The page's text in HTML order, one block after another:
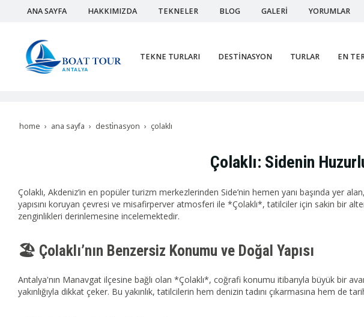
ANA SAYFA HAKKIMIZDA TEKNELER BLOG GALERİ YORUMLAR
TEKNE TURLARI DESTİNASYON TURLAR EN
home ana sayfa desti̇nasyon çolaklı
Çolaklı: Sidenin
Çolaklı, Akdeniz’in en popüler turizm merkezlerinden Side’nin hemen yanı başında yer
yapısını koruyan çevresi ve misafirperver atmosferi ile *Çolaklı*, tatilciler için sakin bir
zenginlikleri derinlemesine incelemektedir.
🏖️ Çolaklı’nın Benzersiz Konumu ve Doğal Yapısı
Antalya'nın Manavgat ilçesine bağlı olan *Çolaklı*, coğrafi konumu itibarıyla büyük bir
yakınlığıyla dikkat çeker. Bu yakınlık, tatilcilerin hem denizin tadını çıkarmasına hem de